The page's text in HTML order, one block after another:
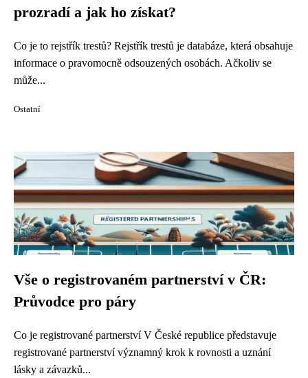
prozradí a jak ho získat?
Co je to rejstřík trestů? Rejstřík trestů je databáze, která obsahuje
informace o pravomocně odsouzených osobách. Ačkoliv se
může...
Ostatní
Vše o registrovaném partnerství v ČR:
Průvodce pro páry
Co je registrované partnerství V České republice představuje
registrované partnerství významný krok k rovnosti a uznání
lásky a závazků...